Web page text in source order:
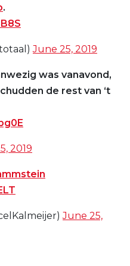
.
June 25, 2019
was vanavond,
de rest van ‘t
2019
June 25,